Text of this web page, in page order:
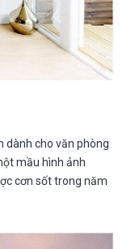
dành cho văn phòng
mầu hình ảnh
cơn sốt trong năm